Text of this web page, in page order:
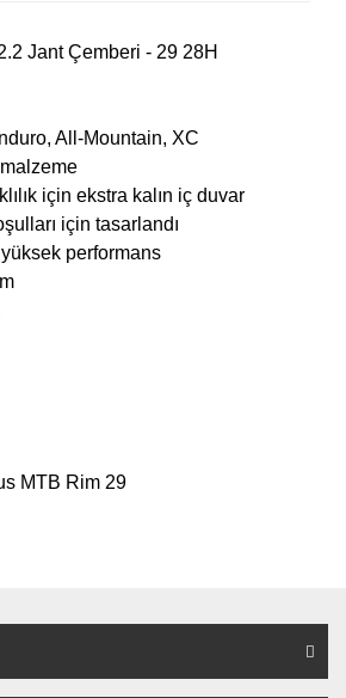
Jant Çemberi - 29 28H
All-Mountain, XC
için ekstra kalın iç duvar
için tasarlandı
performans
MTB Rim 29